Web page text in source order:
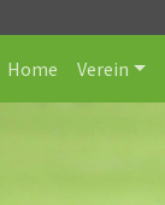
Home Verein